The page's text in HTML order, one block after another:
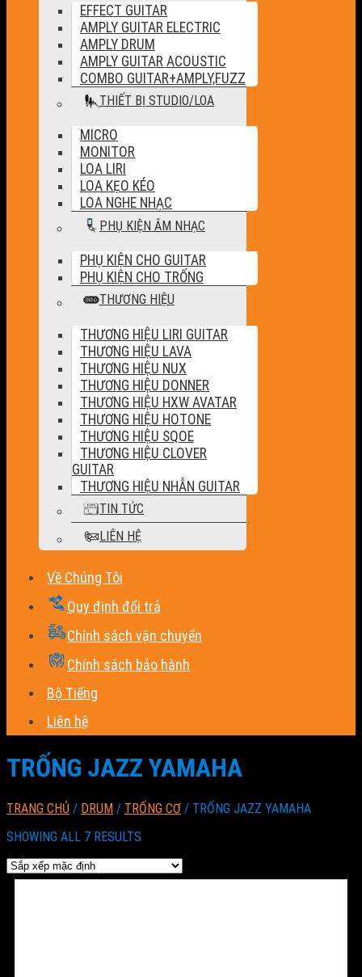
EFFECT GUITAR
AMPLY GUITAR ELECTRIC
AMPLY DRUM
AMPLY GUITAR ACOUSTIC
COMBO GUITAR+AMPLY,FUZZ
THIẾT BỊ STUDIO/LOA
MICRO
MONITOR
LOA LIRI
LOA KẸO KÉO
LOA NGHE NHẠC
PHỤ KIỆN ÂM NHẠC
PHỤ KIỆN CHO GUITAR
PHỤ KIỆN CHO TRỐNG
THƯƠNG HIỆU
THƯƠNG HIỆU LIRI GUITAR
THƯƠNG HIỆU LAVA
THƯƠNG HIỆU NUX
THƯƠNG HIỆU DONNER
THƯƠNG HIỆU HXW AVATAR
THƯƠNG HIỆU HOTONE
THƯƠNG HIỆU SQOE
THƯƠNG HIỆU CLOVER
GUITAR
THƯƠNG HIỆU NHẪN GUITAR
TIN TỨC
LIÊN HỆ
Về Chúng Tôi
Quy định đổi trả
Chính sách vận chuyển
Chính sách bảo hành
Bộ Tiếng
Liên hệ
TRỐNG JAZZ YAMAHA
TRANG CHỦ / DRUM / TRỐNG CƠ / TRỐNG JAZZ YAMAHA
SHOWING ALL 7 RESULTS